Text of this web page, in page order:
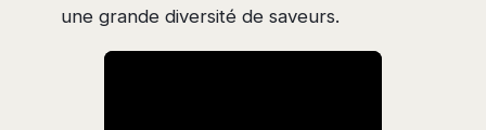
une grande diversité de saveurs.